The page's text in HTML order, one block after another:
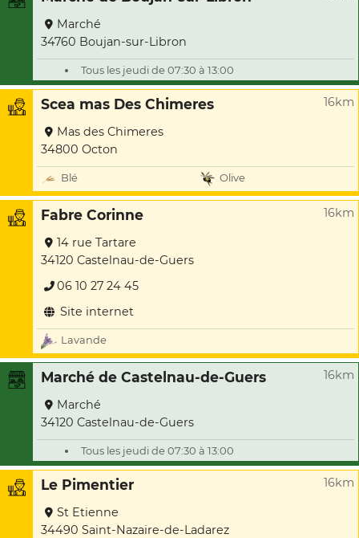
Marché
34760 Boujan-sur-Libron
Tous les jeudi de 07:30 à 13:00
Scea mas Des Chimeres 16km
Mas des Chimeres
34800 Octon
Blé Olive
Fabre Corinne 16km
14 rue Tartare
34120 Castelnau-de-Guers
06 10 27 24 45
Site internet
Lavande
Marché de Castelnau-de-Guers 16km
Marché
34120 Castelnau-de-Guers
Tous les jeudi de 07:30 à 13:00
Le Pimentier 16km
St Etienne
34490 Saint-Nazaire-de-Ladarez